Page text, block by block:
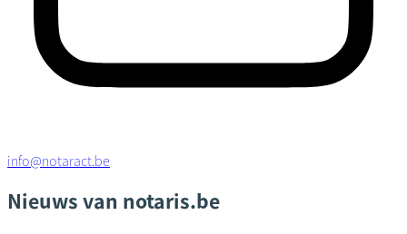
info@notaract.be
Nieuws van notaris.be